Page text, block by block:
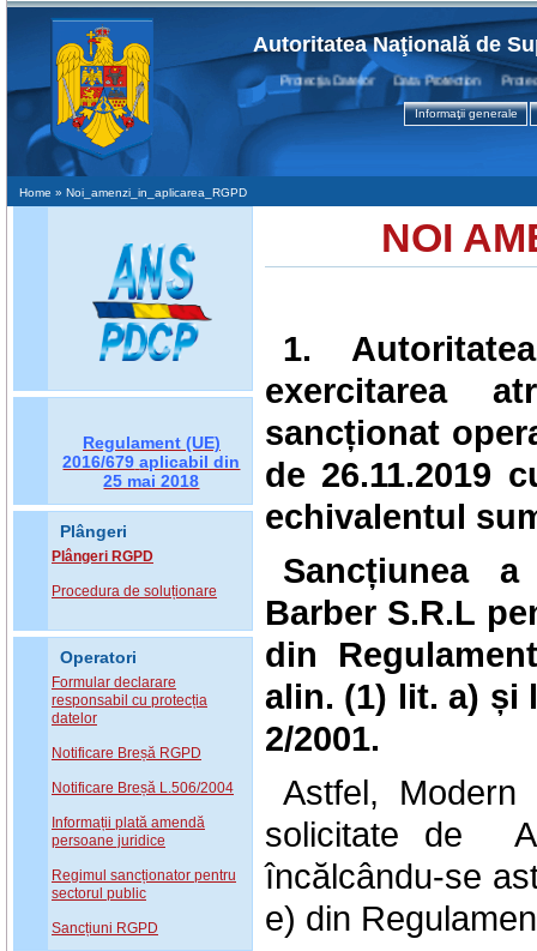
Autoritatea Naţională de
Protecţia Datelor Data Protection Protection
Informaţii generale
Home » Noi_amenzi_in_aplicarea_RGPD
Regulament (UE)
2016/679 aplicabil din
25 mai 2018
Plângeri
Plângeri RGPD
Procedura de soluționare
Operatori
Formular declarare
responsabil cu protecția
datelor
Notificare Breșă RGPD
Notificare Breșă L.506/2004
Informații plată amendă
persoane juridice
Regimul sancționator pentru
sectorul public
Sancțiuni RGPD
NOI
1.
exercitarea
sancționat
de 26.11.2019
echivalentul
Sancțiunea
Barber S.R.L
din
alin. (1) lit. a) și
2/2001.
Astfel,
solicitate de
încălcându-se
e) din